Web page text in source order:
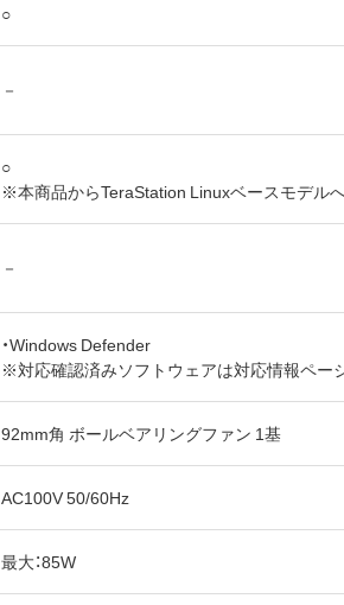
○
－
○
※本商品からTeraStation Linuxベースモデル
－
・Windows Defender
※対応確認済みソフトウェアは対応情報ペー
92mm角 ボールベアリングファン 1基
AC100V 50/60Hz
最大：85W